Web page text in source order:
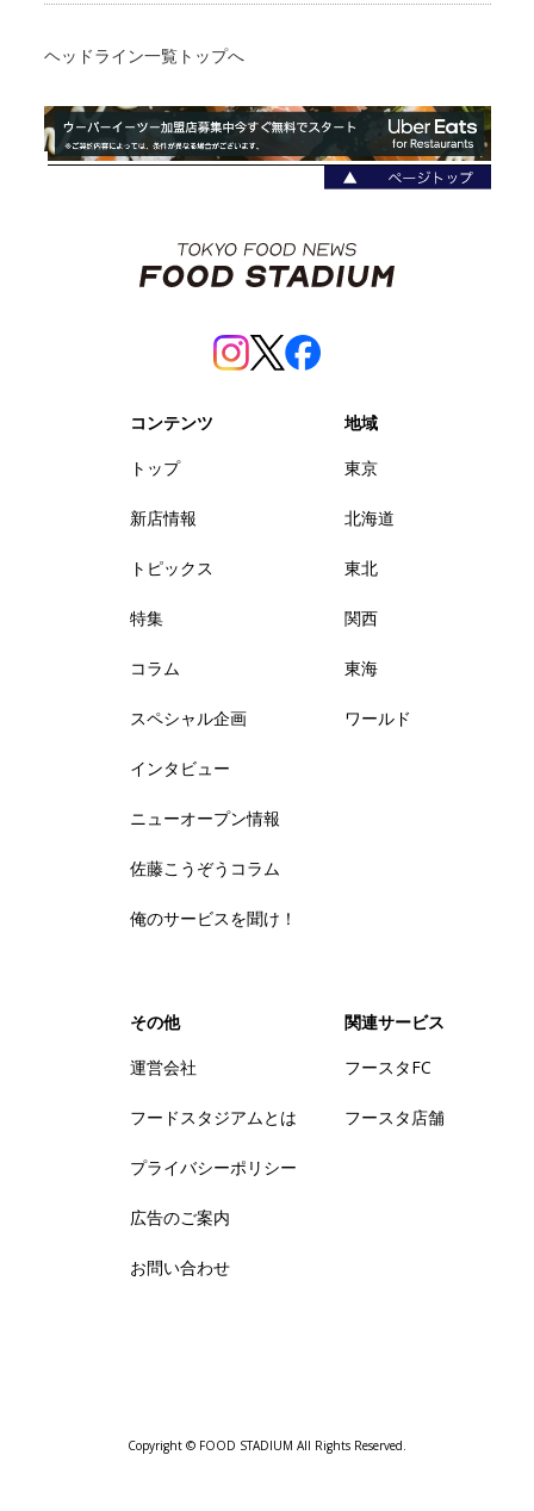
ヘッドライン一覧トップへ
コンテンツ
トップ
新店情報
トピックス
特集
コラム
スペシャル企画
インタビュー
ニューオープン情報
佐藤こうぞうコラム
俺のサービスを聞け！
地域
東京
北海道
東北
関西
東海
ワールド
その他
運営会社
フードスタジアムとは
プライバシーポリシー
広告のご案内
お問い合わせ
関連サービス
フースタFC
フースタ店舗
Copyright © FOOD STADIUM All Rights Reserved.